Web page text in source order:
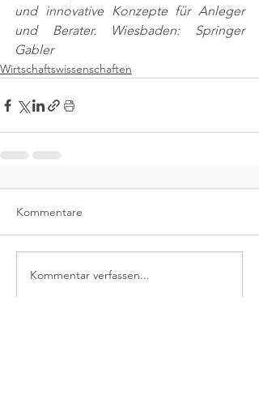
und innovative Konzepte für Anleger
und Berater. Wiesbaden: Springer
Gabler
Wirtschaftswissenschaften
Kommentare
Kommentar verfassen...